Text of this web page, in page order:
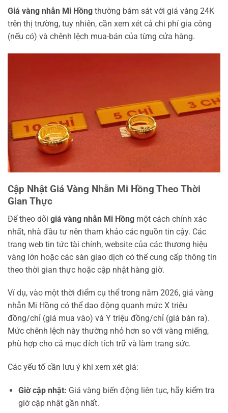
Giá vàng nhẫn Mi Hồng thường bám sát với giá vàng 24K
trên thị trường, tuy nhiên, cần xem xét cả chi phí gia công
(nếu có) và chênh lệch mua-bán của từng cửa hàng.
Cập Nhật Giá Vàng Nhẫn Mi Hồng Theo Thời
Gian Thực
Để theo dõi giá vàng nhẫn Mi Hồng một cách chính xác
nhất, nhà đầu tư nên tham khảo các nguồn tin cậy. Các
trang web tin tức tài chính, website của các thương hiệu
vàng lớn hoặc các sàn giao dịch có thể cung cấp thông tin
theo thời gian thực hoặc cập nhật hàng giờ.
Ví dụ, vào một thời điểm cụ thể trong năm 2026, giá vàng
nhẫn Mi Hồng có thể dao động quanh mức X triệu
đồng/chỉ (giá mua vào) và Y triệu đồng/chỉ (giá bán ra).
Mức chênh lệch này thường nhỏ hơn so với vàng miếng,
phù hợp cho cả mục đích tích trữ và làm trang sức.
Các yếu tố cần lưu ý khi xem xét giá:
Giờ cập nhật: Giá vàng biến động liên tục, hãy kiểm tra
giờ cập nhật gần nhất.